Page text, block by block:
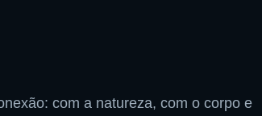
com a natureza, com o corpo e